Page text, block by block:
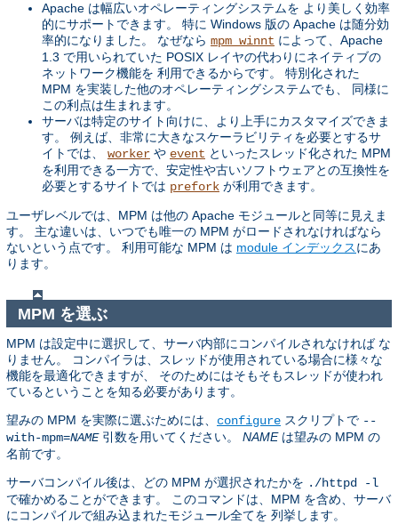
Apache は幅広いオペレーティングシステムを より美しく効率
的にサポートできます。 特に Windows 版の Apache は随分効
率的になりました。 なぜなら mpm_winnt によって、Apache
1.3 で用いられていた POSIX レイヤの代わりにネイティブの
ネットワーク機能を 利用できるからです。 特別化された
MPM を実装した他のオペレーティングシステムでも、 同様に
この利点は生まれます。
サーバは特定のサイト向けに、より上手にカスタマイズできま
す。 例えば、非常に大きなスケーラビリティを必要とするサ
イトでは、 worker や event といったスレッド化された MPM
を利用できる一方で、安定性や古いソフトウェアとの互換性を
必要とするサイトでは prefork が利用できます。
ユーザレベルでは、MPM は他の Apache モジュールと同等に見えま
す。 主な違いは、いつでも唯一の MPM がロードされなければなら
ないという点です。 利用可能な MPM は module インデックスにあ
ります。
MPM を選ぶ
MPM は設定中に選択して、サーバ内部にコンパイルされなければ な
りません。 コンパイラは、スレッドが使用されている場合に様々な
機能を最適化できますが、 そのためにはそもそもスレッドが使われ
ているということを知る必要があります。
望みの MPM を実際に選ぶためには、 configure スクリプトで --
with-mpm=NAME引数を用いてください。 NAMEは望みの MPM の
名前です。
サーバコンパイル後は、どの MPM が選択されたかを ./httpd -l
で確かめることができます。 このコマンドは、MPM を含め、サーバ
にコンパイルで組み込まれたモジュール全てを 列挙します。